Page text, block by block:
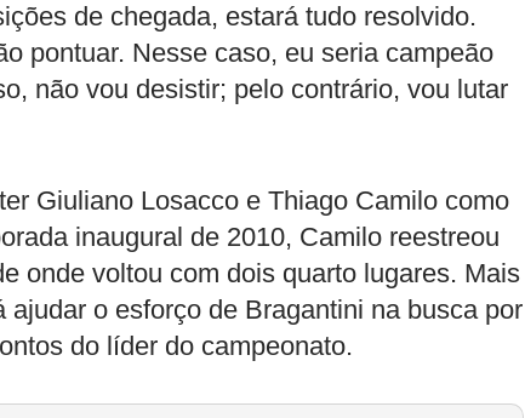
de chegada, estará tudo resolvido.
pontuar. Nesse caso, eu seria campeão
não vou desistir; pelo contrário, vou lutar
Giuliano Losacco e Thiago Camilo como
inaugural de 2010, Camilo reestreou
onde voltou com dois quarto lugares. Mais
o esforço de Bragantini na busca por
do líder do campeonato.